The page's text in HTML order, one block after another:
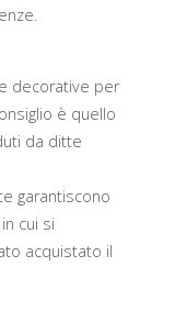
decorative per
è quello
da ditte
garantiscono
cui si
acquistato il